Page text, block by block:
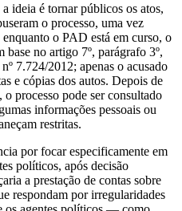
ideia é tornar públicos os atos,
o processo, uma vez
o PAD está em curso, o
base no artigo 7º, parágrafo 3º,
7.724/2012; apenas o acusado
e cópias dos autos. Depois de
processo pode ser consultado
informações pessoais ou
restritas.
por focar especificamente em
políticos, após decisão
a prestação de contas sobre
respondam por irregularidades